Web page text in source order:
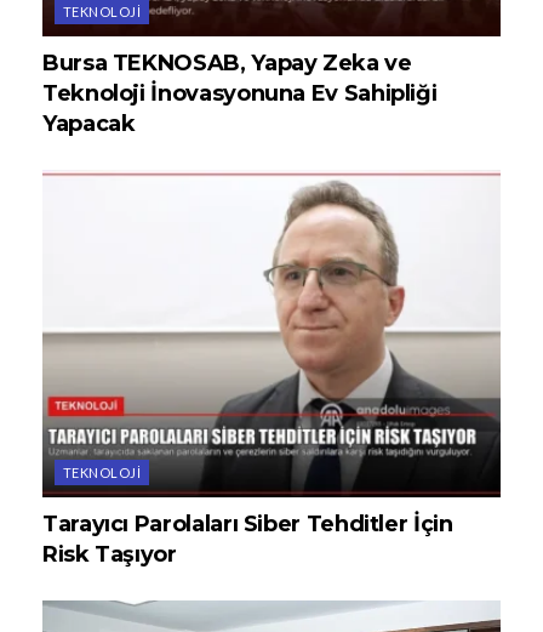
TEKNOLOJI
Bursa TEKNOSAB, Yapay Zeka ve
Teknoloji İnovasyonuna Ev Sahipliği
Yapacak
TEKNOLOJI
Tarayıcı Parolaları Siber Tehditler İçin
Risk Taşıyor